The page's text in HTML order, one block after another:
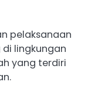
pelaksanaan
lingkungan
yang terdiri